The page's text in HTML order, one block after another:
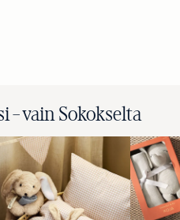
– vain Sokokselta